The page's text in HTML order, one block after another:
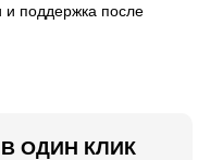
и поддержка после
ОДИН КЛИК